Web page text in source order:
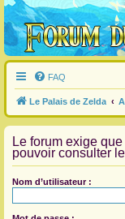
FAQ
Le Palais de Zelda
Le forum exige
pouvoir consulter
Nom d’utilisateur :